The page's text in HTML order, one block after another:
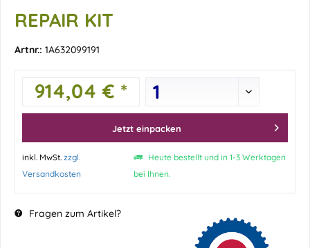
REPAIR KIT
Artnr.: 1A632099191
914,04 € *
Jetzt einpacken
inkl. MwSt. zzgl.
Versandkosten
Heute bestellt und in 1-3 Werktagen
bei Ihnen.
Fragen zum Artikel?